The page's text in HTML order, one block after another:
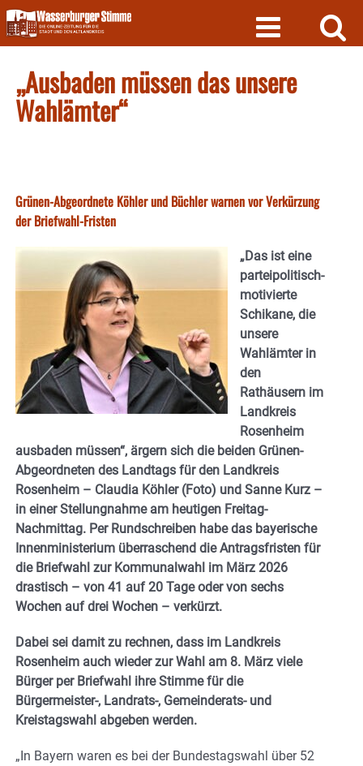
Skip
to
content
„Ausbaden müssen das unsere
Wahlämter“
Grünen-Abgeordnete Köhler und Büchler warnen vor Verkürzung
der Briefwahl-Fristen
„Das ist eine
parteipolitisch-
motivierte
Schikane, die
unsere
Wahlämter in
den
Rathäusern im
Landkreis
Rosenheim
ausbaden müssen“, ärgern sich die beiden Grünen-
Abgeordneten des Landtags für den Landkreis
Rosenheim – Claudia Köhler (Foto) und Sanne Kurz –
in einer Stellungnahme am heutigen Freitag-
Nachmittag. Per Rundschreiben habe das bayerische
Innenministerium überraschend die Antragsfristen für
die Briefwahl zur Kommunalwahl im März 2026
drastisch – von 41 auf 20 Tage oder von sechs
Wochen auf drei Wochen – verkürzt.
Dabei sei damit zu rechnen, dass im Landkreis
Rosenheim auch wieder zur Wahl am 8. März viele
Bürger per Briefwahl ihre Stimme für die
Bürgermeister-, Landrats-, Gemeinderats- und
Kreistagswahl abgeben werden.
„In Bayern waren es bei der Bundestagswahl über 52